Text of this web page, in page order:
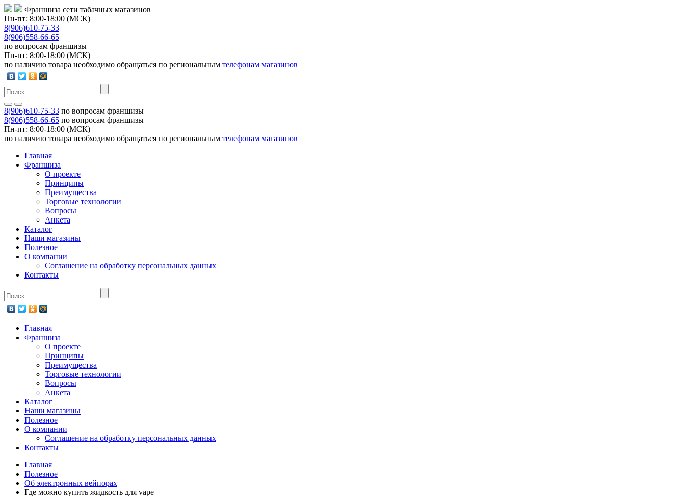
Франшиза сети табачных магазинов
Пн-пт: 8:00-18:00 (МСК)
8(906)610-75-33
8(906)558-66-65
по вопросам франшизы
Пн-пт: 8:00-18:00 (МСК)
по наличию товара необходимо обращаться по региональным телефонам магазинов
8(906)610-75-33 по вопросам франшизы
8(906)558-66-65 по вопросам франшизы
Пн-пт: 8:00-18:00 (МСК)
по наличию товара необходимо обращаться по региональным телефонам магазинов
Главная
Франшиза
О проекте
Принципы
Преимущества
Торговые технологии
Вопросы
Анкета
Каталог
Наши магазины
Полезное
О компании
Соглашение на обработку персональных данных
Контакты
Главная
Франшиза
О проекте
Принципы
Преимущества
Торговые технологии
Вопросы
Анкета
Каталог
Наши магазины
Полезное
О компании
Соглашение на обработку персональных данных
Контакты
Главная
Полезное
Об электронных вейпорах
Где можно купить жидкость для vape